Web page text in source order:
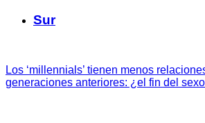
Sur
Los ‘millennials’ tienen menos
generaciones anteriores: ¿el fin del